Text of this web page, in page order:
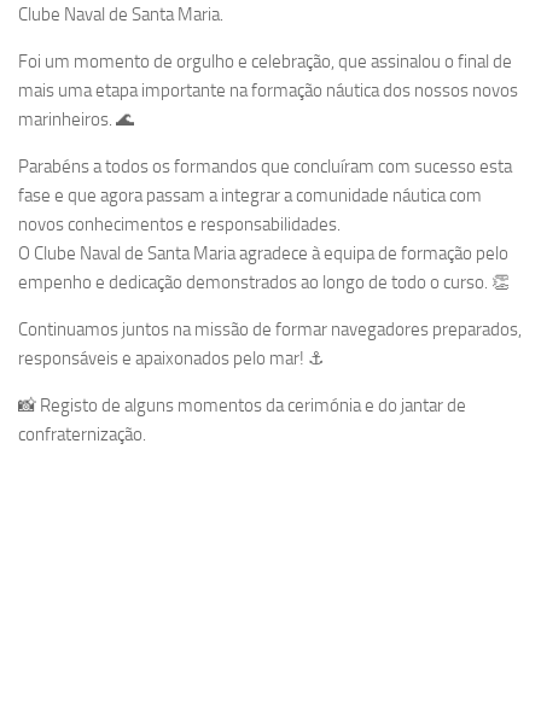
Clube Naval de Santa Maria.
Foi um momento de orgulho e celebração, que assinalou o final de
mais uma etapa importante na formação náutica dos nossos novos
marinheiros. 🌊
Parabéns a todos os formandos que concluíram com sucesso esta
fase e que agora passam a integrar a comunidade náutica com
novos conhecimentos e responsabilidades.
O Clube Naval de Santa Maria agradece à equipa de formação pelo
empenho e dedicação demonstrados ao longo de todo o curso. 👏
Continuamos juntos na missão de formar navegadores preparados,
responsáveis e apaixonados pelo mar! ⚓️
📸 Registo de alguns momentos da cerimónia e do jantar de
confraternização.